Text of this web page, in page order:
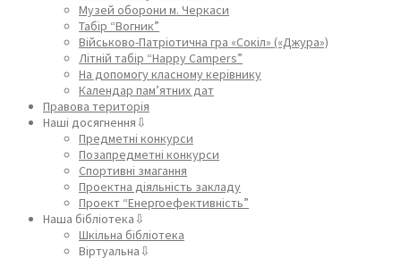
Музей оборони м. Черкаси
Табір “Вогник”
Військово-Патріотична гра «Сокіл» («Джура»)
Літній табір “Happy Campers”
На допомогу класному керівнику
Календар пам’ятних дат
Правова територія
Наші досягнення⇩
Предметні конкурси
Позапредметні конкурси
Спортивні змагання
Проектна діяльність закладу
Проект “Енергоефективність”
Наша бібліотека⇩
Шкільна бібліотека
Віртуальна⇩